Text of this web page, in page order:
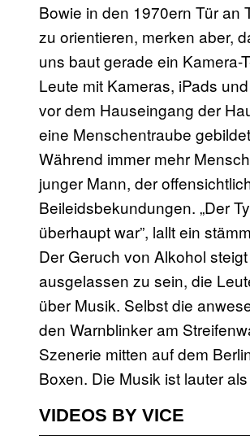
Bowie in den 1970ern Tür an
zu orientieren, merken aber,
uns baut gerade ein
Leute mit Kameras, iPads
vor dem Hauseingang der
eine Menschentraube
Während immer mehr
junger Mann, der
Beileidsbekundungen. „Der
überhaupt war”, lallt ein
Der Geruch von Alkohol
ausgelassen zu sein, die
über Musik. Selbst die
den Warnblinker am
Szenerie mitten auf dem
Boxen. Die Musik ist lauter
VIDEOS BY VICE